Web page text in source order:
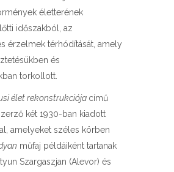
életterének
időszakból, az
érzelmek térhódítását, amely
és
torkollott.
élet rekonstrukciója című
két 1930-ban kiadott
amelyeket széles körben
műfaj példáiként tartanak
Szargaszjan (Alevor) és